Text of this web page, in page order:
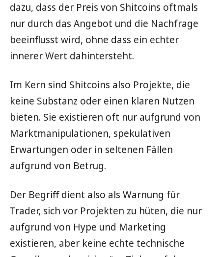
dazu, dass der Preis von Shitcoins oftmals
nur durch das Angebot und die Nachfrage
beeinflusst wird, ohne dass ein echter
innerer Wert dahintersteht.
Im Kern sind Shitcoins also Projekte, die
keine Substanz oder einen klaren Nutzen
bieten. Sie existieren oft nur aufgrund von
Marktmanipulationen, spekulativen
Erwartungen oder in seltenen Fällen
aufgrund von Betrug.
Der Begriff dient also als Warnung für
Trader, sich vor Projekten zu hüten, die nur
aufgrund von Hype und Marketing
existieren, aber keine echte technische